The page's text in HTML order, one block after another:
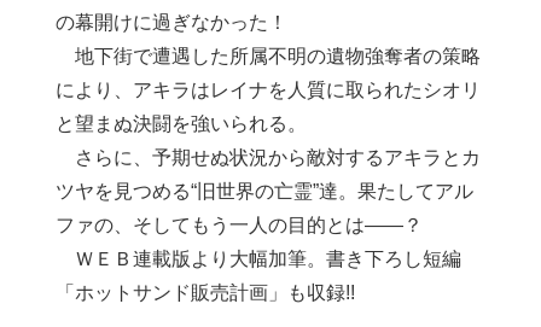
の幕開けに過ぎなかった！
地下街で遭遇した所属不明の遺物強奪者の策略
により、アキラはレイナを人質に取られたシオリ
と望まぬ決闘を強いられる。
さらに、予期せぬ状況から敵対するアキラとカ
ツヤを見つめる“旧世界の亡霊”達。果たしてアル
ファの、そしてもう一人の目的とは――？
ＷＥＢ連載版より大幅加筆。書き下ろし短編
「ホットサンド販売計画」も収録!!